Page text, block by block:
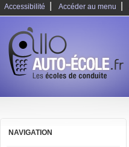
Accessibilité Accéder au menu
NAVIGATION